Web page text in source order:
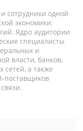
сотрудники одной
экономики:
Ядро аудитории
специалисты
и
власти, банков,
а также
поставщиков